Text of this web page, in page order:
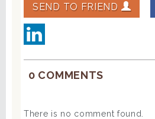
SEND TO FRIEND
0 COMMENTS
There is no comment found.